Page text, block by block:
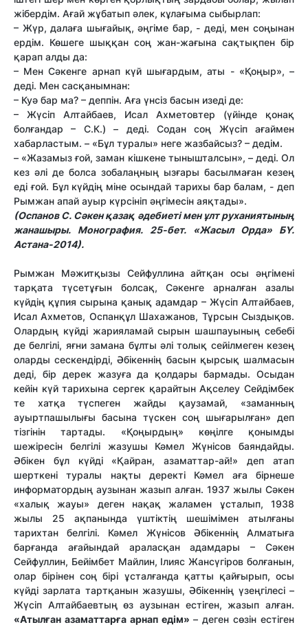
жібердім. Ағай жұбатып әлек, кұлағыма сыбырлап:
– Жүр, далаға шығайық, әңгіме бар, - деді, мен соңынан
ердім. Көшеге шыққан соң жан-жағына сақтықпен бір
қарап алды да:
– Мен Сәкенге арнап күй шығардым, аты - «Қоңыр», –
деді. Мен сасқанымнан:
– Куә бар ма? – деппін. Аға үнсіз басын изеді де:
– Жүсіп Алтайбаев, Исал Ахметовтер (үйінде қонақ
болғандар – С.К.) – деді. Содан соң Жүсіп ағаймен
хабарластым. – «Бұл туралы» неге жазбайсыз? – дедім.
– «Жазамыз ғой, заман кішкене тынышталсын», – деді. Ол
кез әлі де болса зобалаңның ызғары басылмаған кезең
еді ғой. Бұл күйдің міне осындай тарихы бар балам, - деп
Рымжан апай ауыр күрсініп әңгімесін аяқтады».
(Оспанов С. Сәкен қазақ әдебиеті мен ұлт руханиятының
жанашыры. Монография. 25-бет. «Жасыл Орда» БҮ.
Астана-2014).
Рымжан Мәжитқызы Сейфуллина айтқан осы әңгімені
тарқата түсетұғын болсақ, Сәкенге арналған азалы
күйдің құпия сырына қанық адамдар – Жүсіп Алтайбаев,
Исал Ахметов, Оспанқұл Шахажанов, Тұрсын Сыздықов.
Олардың күйді жарияламай сырын шашпауының себебі
де белгілі, яғни замана бұлты әлі толық сейілмеген кезең
оларды сескендірді, Әбікеннің басын қырсық шалмасын
деді, бір дерек жазуға да қолдары бармады. Осыдан
кейін күй тарихына сергек қарайтын Ақселеу Сейдімбек
те хатқа түспеген жайды қаузамай, «заманның
ауыртпашылығы басына түскен соң шығарылған» деп
тізгінін тартады. «Қоңырдың» көңілге қонымды
шежіресін белгілі жазушы Кәмел Жүнісов баяндайды.
Әбікен бұл күйді «Қайран, азаматтар-ай!» деп атап
шерткені туралы нақты деректі Кәмел аға бірнеше
информатордың аузынан жазып алған. 1937 жылы Сәкен
«халық жауы» деген нақақ жаламен ұсталып, 1938
жылы 25 ақпанында үштіктің шешімімен атылғаны
тарихтан белгілі. Кәмел Жүнісов Әбікеннің Алматыға
барғанда ағайындай араласқан адамдары – Сәкен
Сейфуллин, Бейімбет Майлин, Ілияс Жансүгіров болғанын,
олар бірінен соң бірі ұсталғанда қатты қайғырып, осы
күйді зарлата тартқанын жазушы, Әбікеннің үзеңгілесі –
Жүсіп Алтайбаевтың өз аузынан естіген, жазып алған.
«Атылған азаматтарға арнап едім» – деген сөзін естіген